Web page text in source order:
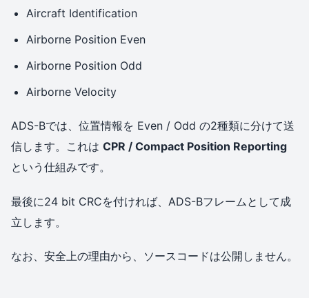
Aircraft Identification
Airborne Position Even
Airborne Position Odd
Airborne Velocity
ADS-Bでは、位置情報を Even / Odd の2種類に分けて送
信します。これは CPR / Compact Position Reporting
という仕組みです。
最後に24 bit CRCを付ければ、ADS-Bフレームとして成
立します。
なお、安全上の理由から、ソースコードは公開しません。